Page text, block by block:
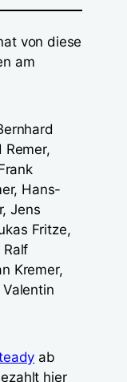
von diese
am
Remer,
Hans-
Jens
Fritze,
Ralf
Kremer,
ab
hier